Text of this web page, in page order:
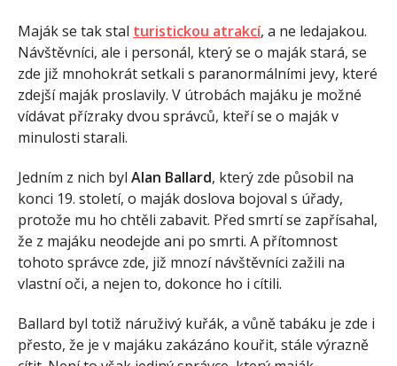
Maják se tak stal turistickou atrakcí, a ne ledajakou.
Návštěvníci, ale i personál, který se o maják stará, se
zde již mnohokrát setkali s paranormálními jevy, které
zdejší maják proslavily. V útrobách majáku je možné
vídávat přízraky dvou správců, kteří se o maják v
minulosti starali.
Jedním z nich byl Alan Ballard, který zde působil na
konci 19. století, o maják doslova bojoval s úřady,
protože mu ho chtěli zabavit. Před smrtí se zapřísahal,
že z majáku neodejde ani po smrti. A přítomnost
tohoto správce zde, již mnozí návštěvníci zažili na
vlastní oči, a nejen to, dokonce ho i cítili.
Ballard byl totiž náruživý kuřák, a vůně tabáku je zde i
přesto, že je v majáku zakázáno kouřit, stále výrazně